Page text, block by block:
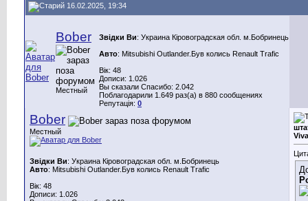
16.02.2025, 19:34
Bober
Местный
Звідки Ви: Украина Кіровоградская обл. м.Бобринець
Авто: Mitsubishi Outlander.Був колись Renault Trafic
Вік: 48
Дописи: 1.026
Вы сказали Спасибо: 2.042
Поблагодарили 1.649 раз(а) в 880 сообщениях
Репутація: 0
Bober
Местный
Звідки Ви: Украина Кіровоградская обл. м.Бобринець
Авто: Mitsubishi Outlander.Був колись Renault Trafic
Вік: 48
Дописи: 1.026